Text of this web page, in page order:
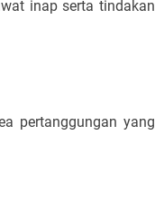
inap serta tindakan
pertanggungan yang